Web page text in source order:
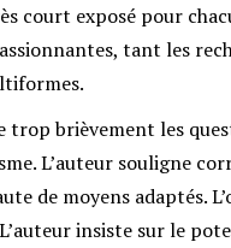
court exposé pour
tant les
brièvement les
L’auteur souligne
de moyens adaptés.
insiste sur le